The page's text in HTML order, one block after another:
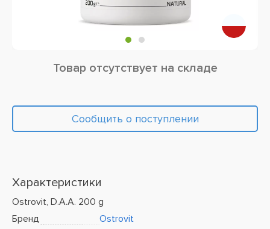
Товар отсутствует на складе
Сообщить о поступлении
Характеристики
Ostrovit, D.A.A. 200 g
Бренд
Ostrovit